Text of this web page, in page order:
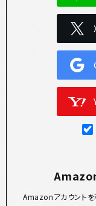
Amazonアカウント